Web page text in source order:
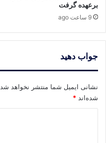
برعهده گرفت
9 ساعت ago
جواب دهید
نشانی ایمیل شما منتشر نخواهد
شده‌اند *